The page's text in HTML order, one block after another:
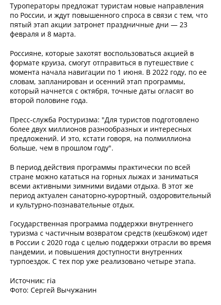
Туроператоры предложат туристам новые направления
по России, и ждут повышенного спроса в связи с тем, что
пятый этап акции затронет праздничные дни — 23
февраля и 8 марта.
Россияне, которые захотят воспользоваться акцией в
формате круиза, смогут отправиться в путешествие с
момента начала навигации по 1 июня. В 2022 году, по ее
словам, запланирован и осенний этап программы,
который начнется с октября, точные даты огласят во
второй половине года.
Пресс-служба Ростуризма: "Для туристов подготовлено
более двух миллионов разнообразных и интересных
предложений. И это, кстати говоря, на полмиллиона
больше, чем в прошлом году".
В период действия программы практически по всей
стране можно кататься на горных лыжах и заниматься
всеми активными зимними видами отдыха. В этот же
период актуален санаторно-курортный, оздоровительный
и культурно-познавательные отдых.
Государственная программа поддержки внутреннего
туризма с частичным возвратом средств (кешбэком) идет
в России с 2020 года с целью поддержки отрасли во время
пандемии, и повышения доступности внутренних
турпоездок. С тех пор уже реализовано четыре этапа.
Источник: ria
Фото: Сергей Вычужанин